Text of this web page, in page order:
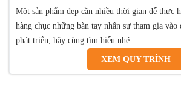
Một sản phẩm đẹp cần nhiều thời gian để thực
hàng chục những bàn tay nhân sự tham gia
phát triển, hãy cùng tìm hiểu nhé
XEM QUY TRÌNH